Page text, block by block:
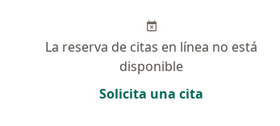
La reserva de citas en línea no está
disponible
Solicita una cita